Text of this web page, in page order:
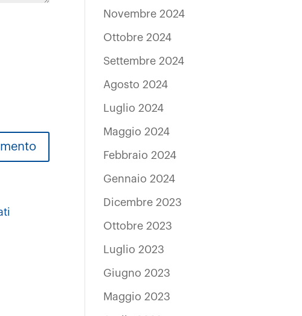
Novembre 2024
Ottobre 2024
Settembre 2024
Agosto 2024
Luglio 2024
Maggio 2024
Febbraio 2024
Gennaio 2024
Dicembre 2023
Ottobre 2023
Luglio 2023
Giugno 2023
Maggio 2023